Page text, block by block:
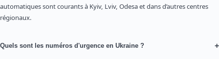
automatiques sont courants à Kyiv, Lviv, Odesa et dans d’autres centres
régionaux.
Quels sont les numéros d'urgence en Ukraine ? +